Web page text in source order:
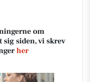
om
sig siden, vi skrev
her